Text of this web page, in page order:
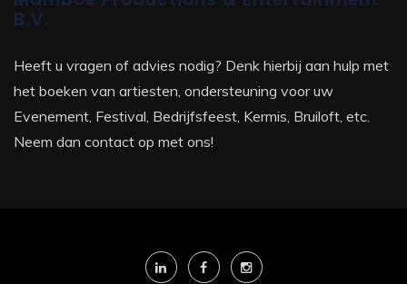
B.V.
Heeft u vragen of advies nodig? Denk hierbij aan hulp met
het boeken van artiesten, ondersteuning voor uw
Evenement, Festival, Bedrijfsfeest, Kermis, Bruiloft, etc.
Neem dan contact op met ons!